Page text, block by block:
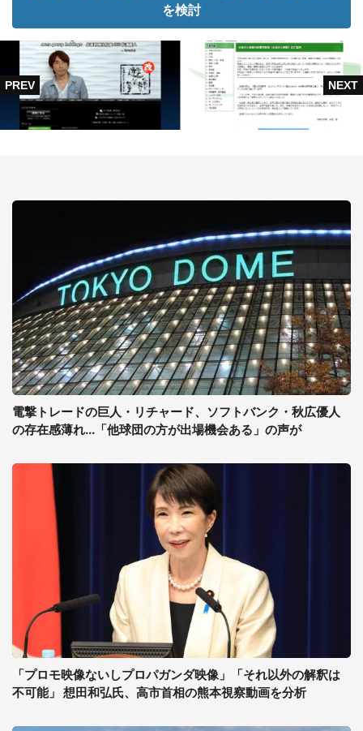
を検討
電撃トレードの巨人・リチャード、ソフトバンク・秋広優人
の存在感薄れ...「他球団の方が出場機会ある」の声が
「プロモ映像ないしプロパガンダ映像」「それ以外の解釈は
不可能」 想田和弘氏、高市首相の熊本視察動画を分析